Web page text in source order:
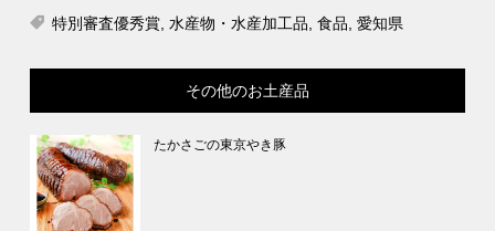
特別審査優秀賞,水産物・水産加工品,食品,愛知県
その他のお土産品
たかさごの東京やき豚